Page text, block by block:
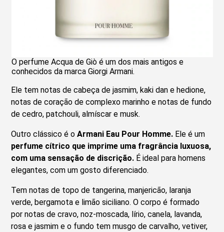
O perfume Acqua de Giò é um dos mais antigos e
conhecidos da marca Giorgi Armani.
Ele tem notas de cabeça de jasmim, kaki dan e hedione,
notas de coração de complexo marinho e notas de fundo
de cedro, patchouli, almíscar e musk.
Outro clássico é oArmani Eau Pour Homme. Ele é um
perfume cítrico que imprime uma fragrância luxuosa,
com uma sensação de discrição. É ideal para homens
elegantes, com um gosto diferenciado.
Tem notas de topo de tangerina, manjericão, laranja
verde, bergamota e limão siciliano. O corpo é formado
por notas de cravo, noz-moscada, lírio, canela, lavanda,
rosa e jasmim e o fundo tem musgo de carvalho, vetiver,